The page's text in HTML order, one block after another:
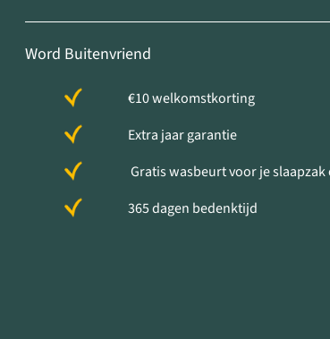
Word Buitenvriend
€10 welkomstkorting
Extra jaar garantie
Gratis wasbeurt voor je slaapzak
365 dagen bedenktijd